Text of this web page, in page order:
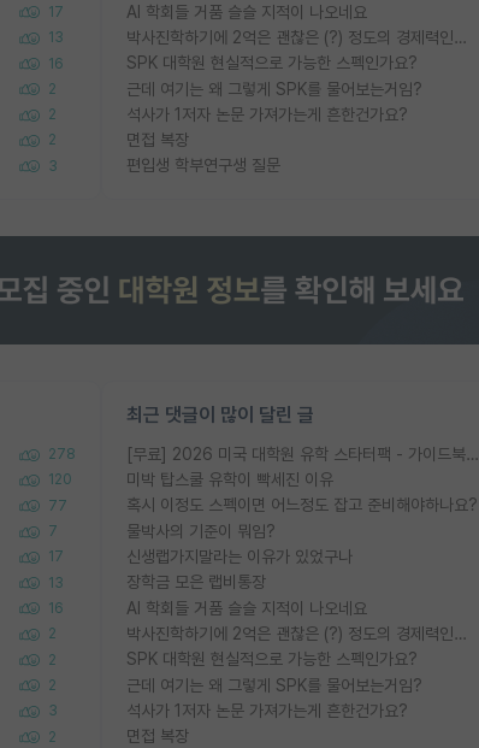
17
13
16
2
2
2
3
AI 학회들 거품 슬슬 지적이 나오네요
박사진학하기에 2억은 괜찮은 (?) 정도의 경제력인가요
SPK 대학원 현실적으로 가능한 스펙인가요?
근데 여기는 왜 그렇게 SPK를 물어보는거임?
석사가 1저자 논문 가져가는게 흔한건가요?
면접 복장
편입생 학부연구생 질문
278
120
77
7
17
13
16
2
2
2
3
2
최근 댓글이 많이 달린 글
[무료] 2026 미국 대학원 유학 스타터팩 - 가이드북 & 합격자 컨택메일 템플릿
미박 탑스쿨 유학이 빡세진 이유
혹시 이정도 스펙이면 어느정도 잡고 준비해야하나요?
물박사의 기준이 뭐임?
신생랩가지말라는 이유가 있었구나
장학금 모은 랩비통장
AI 학회들 거품 슬슬 지적이 나오네요
박사진학하기에 2억은 괜찮은 (?) 정도의 경제력인가요
SPK 대학원 현실적으로 가능한 스펙인가요?
근데 여기는 왜 그렇게 SPK를 물어보는거임?
석사가 1저자 논문 가져가는게 흔한건가요?
면접 복장